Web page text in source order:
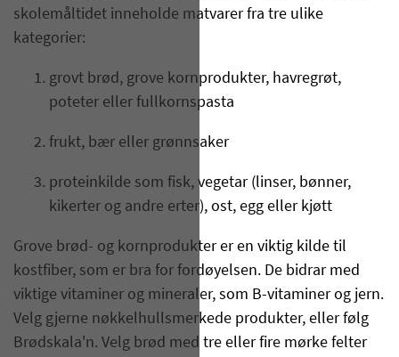
skolemåltidet inneholde matvarer fra tre ulike
kategorier:
grovt brød, grove kornprodukter, havregrøt,
poteter eller fullkornspasta
frukt, bær eller grønnsaker
proteinkilde som fisk, vegetar (linser, bønner,
kikerter og andre erter), ost, egg eller kjøtt
Grove brød- og kornprodukter er en viktig kilde til
kostfiber, som er bra for fordøyelsen. De bidrar med
viktige vitaminer og mineraler, som B-vitaminer og jern.
Velg gjerne nøkkelhullsmerkede produkter, eller følg
Brødskala'n. Velg brød med tre eller fire mørke felter